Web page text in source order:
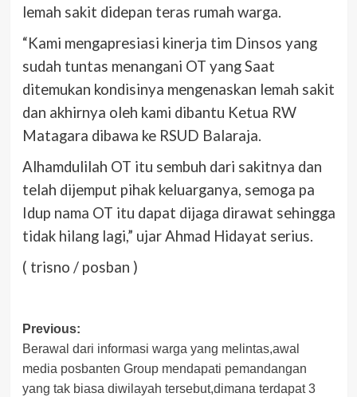
lemah sakit didepan teras rumah warga.
“Kami mengapresiasi kinerja tim Dinsos yang
sudah tuntas menangani OT yang Saat
ditemukan kondisinya mengenaskan lemah sakit
dan akhirnya oleh kami dibantu Ketua RW
Matagara dibawa ke RSUD Balaraja.
Alhamdulilah OT itu sembuh dari sakitnya dan
telah dijemput pihak keluarganya, semoga pa
Idup nama OT itu dapat dijaga dirawat sehingga
tidak hilang lagi,” ujar Ahmad Hidayat serius.
( trisno / posban )
Post
navigation
Previous:
Berawal dari informasi warga yang melintas,awal
media posbanten Group mendapati pemandangan
yang tak biasa diwilayah tersebut,dimana terdapat 3